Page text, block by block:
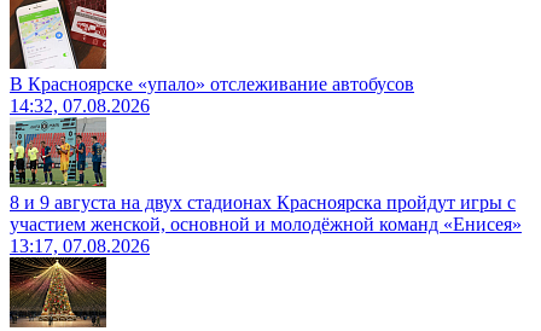
В Красноярске «упало» отслеживание автобусов
14:32, 07.08.2026
8 и 9 августа на двух стадионах Красноярска пройдут игры с
участием женской, основной и молодёжной команд «Енисея»
13:17, 07.08.2026